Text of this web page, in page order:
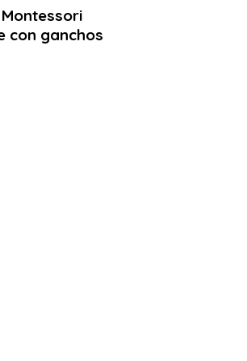
con ganchos